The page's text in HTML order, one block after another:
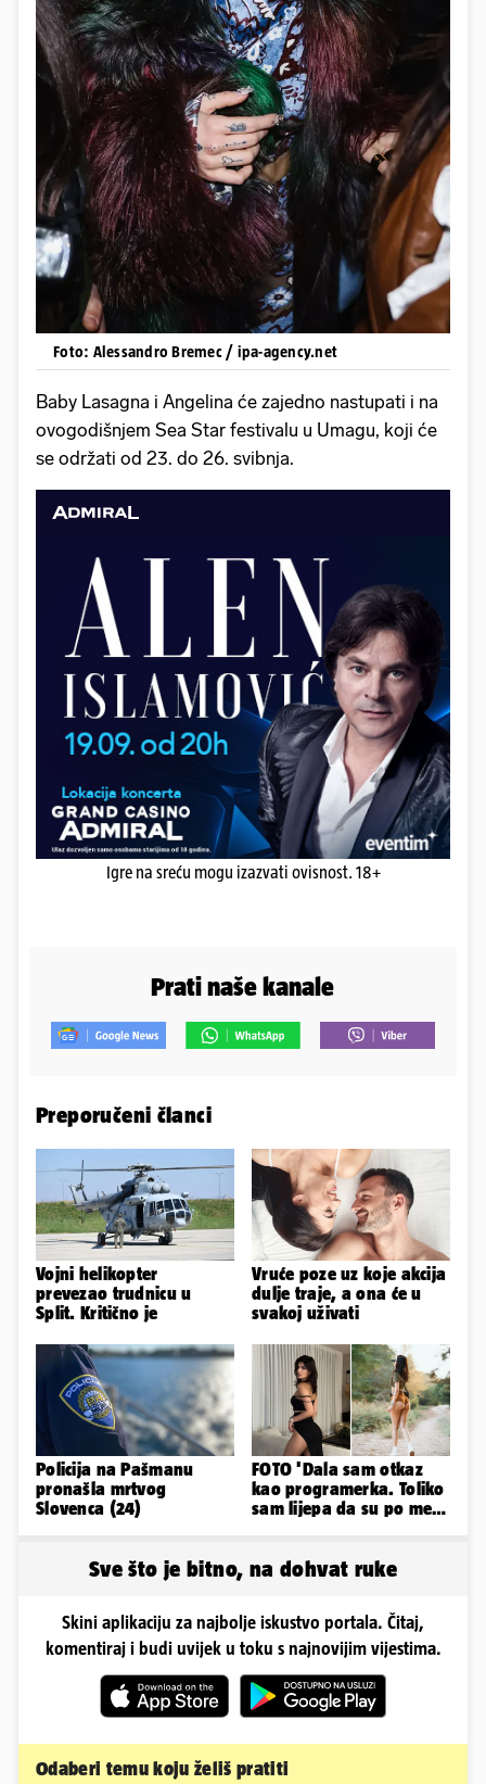
Foto: Alessandro Bremec / ipa-agency.net
Baby Lasagna i Angelina će zajedno nastupati i na
ovogodišnjem Sea Star festivalu u Umagu, koji će
se održati od 23. do 26. svibnja.
Igre na sreću mogu izazvati ovisnost. 18+
Prati naše kanale
Preporučeni članci
Vojni helikopter
prevezao trudnicu u
Split. Kritično je
Vruće poze uz koje akcija
dulje traje, a ona će u
svakoj uživati
Policija na Pašmanu
pronašla mrtvog
Slovenca (24)
FOTO 'Dala sam otkaz
kao programerka. Toliko
sam lijepa da su po meni
Sve što je bitno, na dohvat ruke
Skini aplikaciju za najbolje iskustvo portala. Čitaj,
komentiraj i budi uvijek u toku s najnovijim vijestima.
Odaberi temu koju želiš pratiti